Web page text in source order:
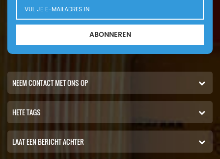
ABONNEREN
NEEM CONTACT MET ONS OP
HETE TAGS
LAAT EEN BERICHT ACHTER